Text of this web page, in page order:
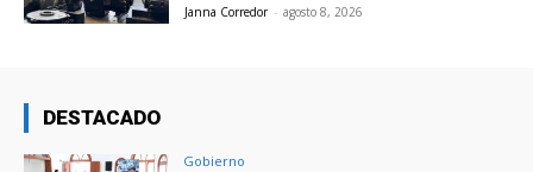
Janna Corredor - agosto 8, 2026
DESTACADO
Gobierno